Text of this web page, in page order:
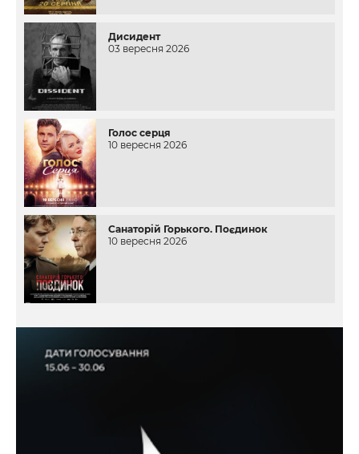
Дисидент
03 вересня 2026
Голос серця
10 вересня 2026
Санаторій Горького. Поєдинок
10 вересня 2026